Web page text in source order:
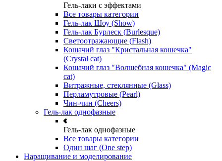
Гель-лаки с эффектами
Все товары категории
Гель-лак Шоу (Show)
Гель-лак Бурлеск (Burlesque)
Светоотражающие (Flash)
Кошачий глаз "Кристальная кошечка"
(Crystal cat)
Кошачий глаз "Волшебная кошечка" (Magic
cat)
Витражные, стеклянные (Glass)
Перламутровые (Pearl)
Чин-чин (Cheers)
Гель-лак однофазные
Гель-лак однофазные
Все товары категории
Один шаг (One step)
Наращивание и моделирование